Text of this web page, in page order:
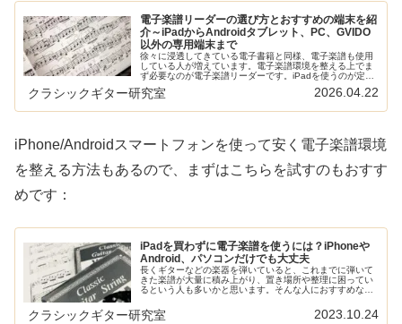
電子楽譜リーダーの選び方とおすすめの端末を紹
介～iPadからAndroidタブレット、PC、GVIDO
以外の専用端末まで
徐々に浸透してきている電子書籍と同様、電子楽譜も使用
している人が増えています。電子楽譜環境を整える上でま
ず必要なのが電子楽譜リーダーです。iPadを使うのが定番
ですが、他にもAndroidタブレット、Windows PC、
GVIDO以外の専...
クラシックギター研究室 2026.04.22
iPhone/Androidスマートフォンを使って安く電子楽譜環境
を整える方法もあるので、まずはこちらを試すのもおすす
めです：
iPadを買わずに電子楽譜を使うには？iPhoneや
Android、パソコンだけでも大丈夫
長くギターなどの楽器を弾いていると、これまでに弾いて
きた楽譜が大量に積み上がり、置き場所や整理に困ってい
るという人も多いかと思います。そんな人におすすめなの
買わなくてはいけないこと...
クラシックギター研究室 2023.10.24